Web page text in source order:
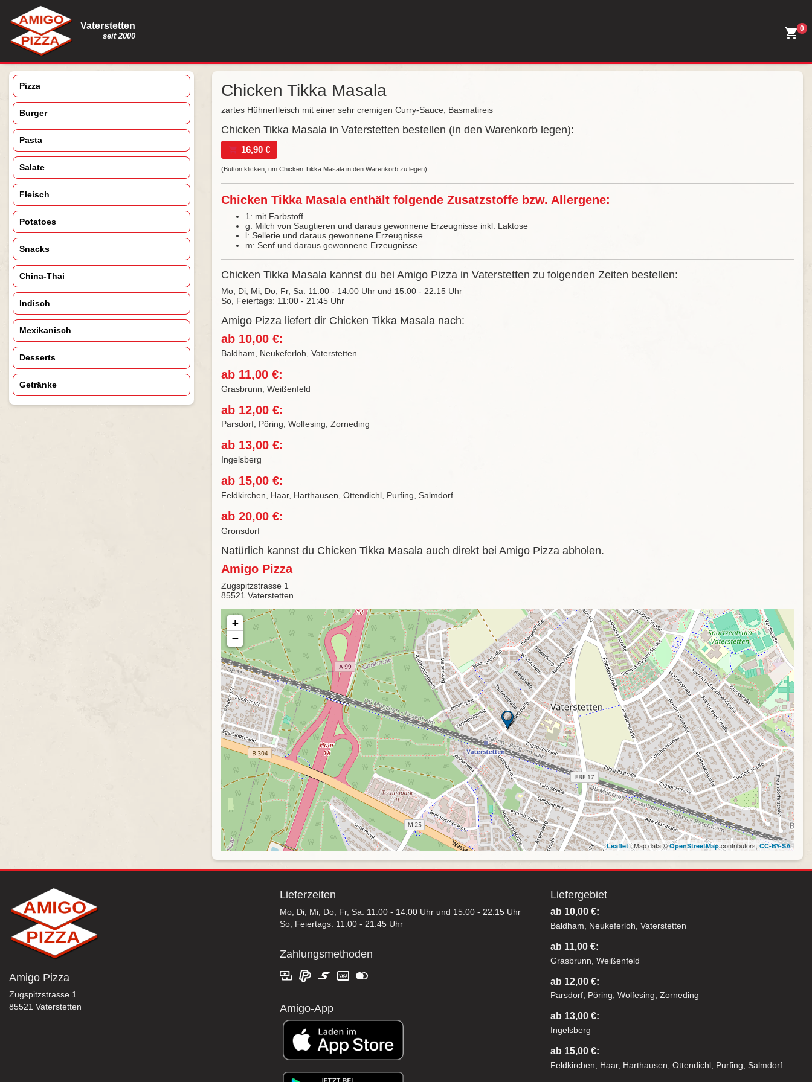
Vaterstetten
seit 2000
0
Pizza
Burger
Pasta
Salate
Fleisch
Potatoes
Snacks
China-Thai
Indisch
Mexikanisch
Desserts
Getränke
Chicken Tikka Masala
zartes Hühnerfleisch mit einer sehr cremigen Curry-Sauce, Basmatireis
Chicken Tikka Masala in Vaterstetten bestellen (in den Warenkorb legen):
16,90 €
(Button klicken, um Chicken Tikka Masala in den Warenkorb zu legen)
Chicken Tikka Masala enthält folgende Zusatzstoffe bzw. Allergene:
1: mit Farbstoff
g: Milch von Saugtieren und daraus gewonnene Erzeugnisse inkl. Laktose
l: Sellerie und daraus gewonnene Erzeugnisse
m: Senf und daraus gewonnene Erzeugnisse
Chicken Tikka Masala kannst du bei Amigo Pizza in Vaterstetten zu folgenden Zeiten bestellen:
Mo, Di, Mi, Do, Fr, Sa: 11:00 - 14:00 Uhr und 15:00 - 22:15 Uhr
So, Feiertags: 11:00 - 21:45 Uhr
Amigo Pizza liefert dir Chicken Tikka Masala nach:
ab 10,00 €:
Baldham, Neukeferloh, Vaterstetten
ab 11,00 €:
Grasbrunn, Weißenfeld
ab 12,00 €:
Parsdorf, Pöring, Wolfesing, Zorneding
ab 13,00 €:
Ingelsberg
ab 15,00 €:
Feldkirchen, Haar, Harthausen, Ottendichl, Purfing, Salmdorf
ab 20,00 €:
Gronsdorf
Natürlich kannst du Chicken Tikka Masala auch direkt bei Amigo Pizza abholen.
Amigo Pizza
Zugspitzstrasse 1
85521 Vaterstetten
+
−
Leaflet| Map data ©OpenStreetMapcontributors, CC-BY-SA
Amigo Pizza
Zugspitzstrasse 1
85521 Vaterstetten
Lieferzeiten
Mo, Di, Mi, Do, Fr, Sa: 11:00 - 14:00 Uhr und 15:00 - 22:15 Uhr
So, Feiertags: 11:00 - 21:45 Uhr
Zahlungsmethoden
Amigo-App
Liefergebiet
ab 10,00 €:
Baldham, Neukeferloh, Vaterstetten
ab 11,00 €:
Grasbrunn, Weißenfeld
ab 12,00 €:
Parsdorf, Pöring, Wolfesing, Zorneding
ab 13,00 €:
Ingelsberg
ab 15,00 €:
Feldkirchen, Haar, Harthausen, Ottendichl, Purfing, Salmdorf